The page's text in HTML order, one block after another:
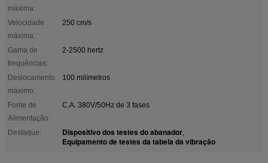
máxima:
Velocidade
máxima:
250 cm/s
Gama de
frequências:
2-2500 hertz
Deslocamento
máximo:
100 milímetros
Fonte de
Alimentação:
C.A. 380V/50Hz de 3 fases
Destaque: Dispositivo dos testes do abanador,
Equipamento de testes da tabela da vibração